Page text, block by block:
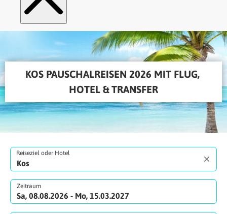
KOS PAUSCHALREISEN 2026 MIT FLUG,
HOTEL & TRANSFER
Reiseziel oder Hotel
Zeitraum
Sa, 08.08.2026 - Mo, 15.03.2027